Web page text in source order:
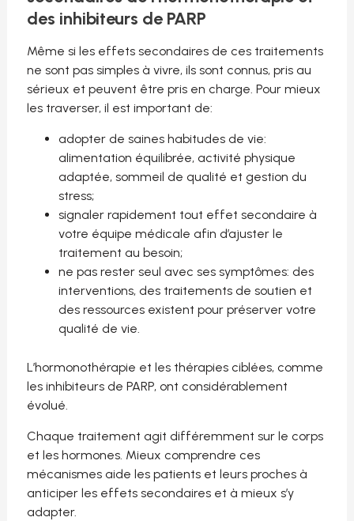
des inhibiteurs de PARP
Même si les effets secondaires de ces traitements
ne sont pas simples à vivre, ils sont connus, pris au
sérieux et peuvent être pris en charge. Pour mieux
les traverser, il est important de:
adopter de saines habitudes de vie:
alimentation équilibrée, activité physique
adaptée, sommeil de qualité et gestion du
stress;
signaler rapidement tout effet secondaire à
votre équipe médicale afin d’ajuster le
traitement au besoin;
ne pas rester seul avec ses symptômes: des
interventions, des traitements de soutien et
des ressources existent pour préserver votre
qualité de vie.
L’hormonothérapie et les thérapies ciblées, comme
les inhibiteurs de PARP, ont considérablement
évolué.
Chaque traitement agit différemment sur le corps
et les hormones. Mieux comprendre ces
mécanismes aide les patients et leurs proches à
anticiper les effets secondaires et à mieux s’y
adapter.